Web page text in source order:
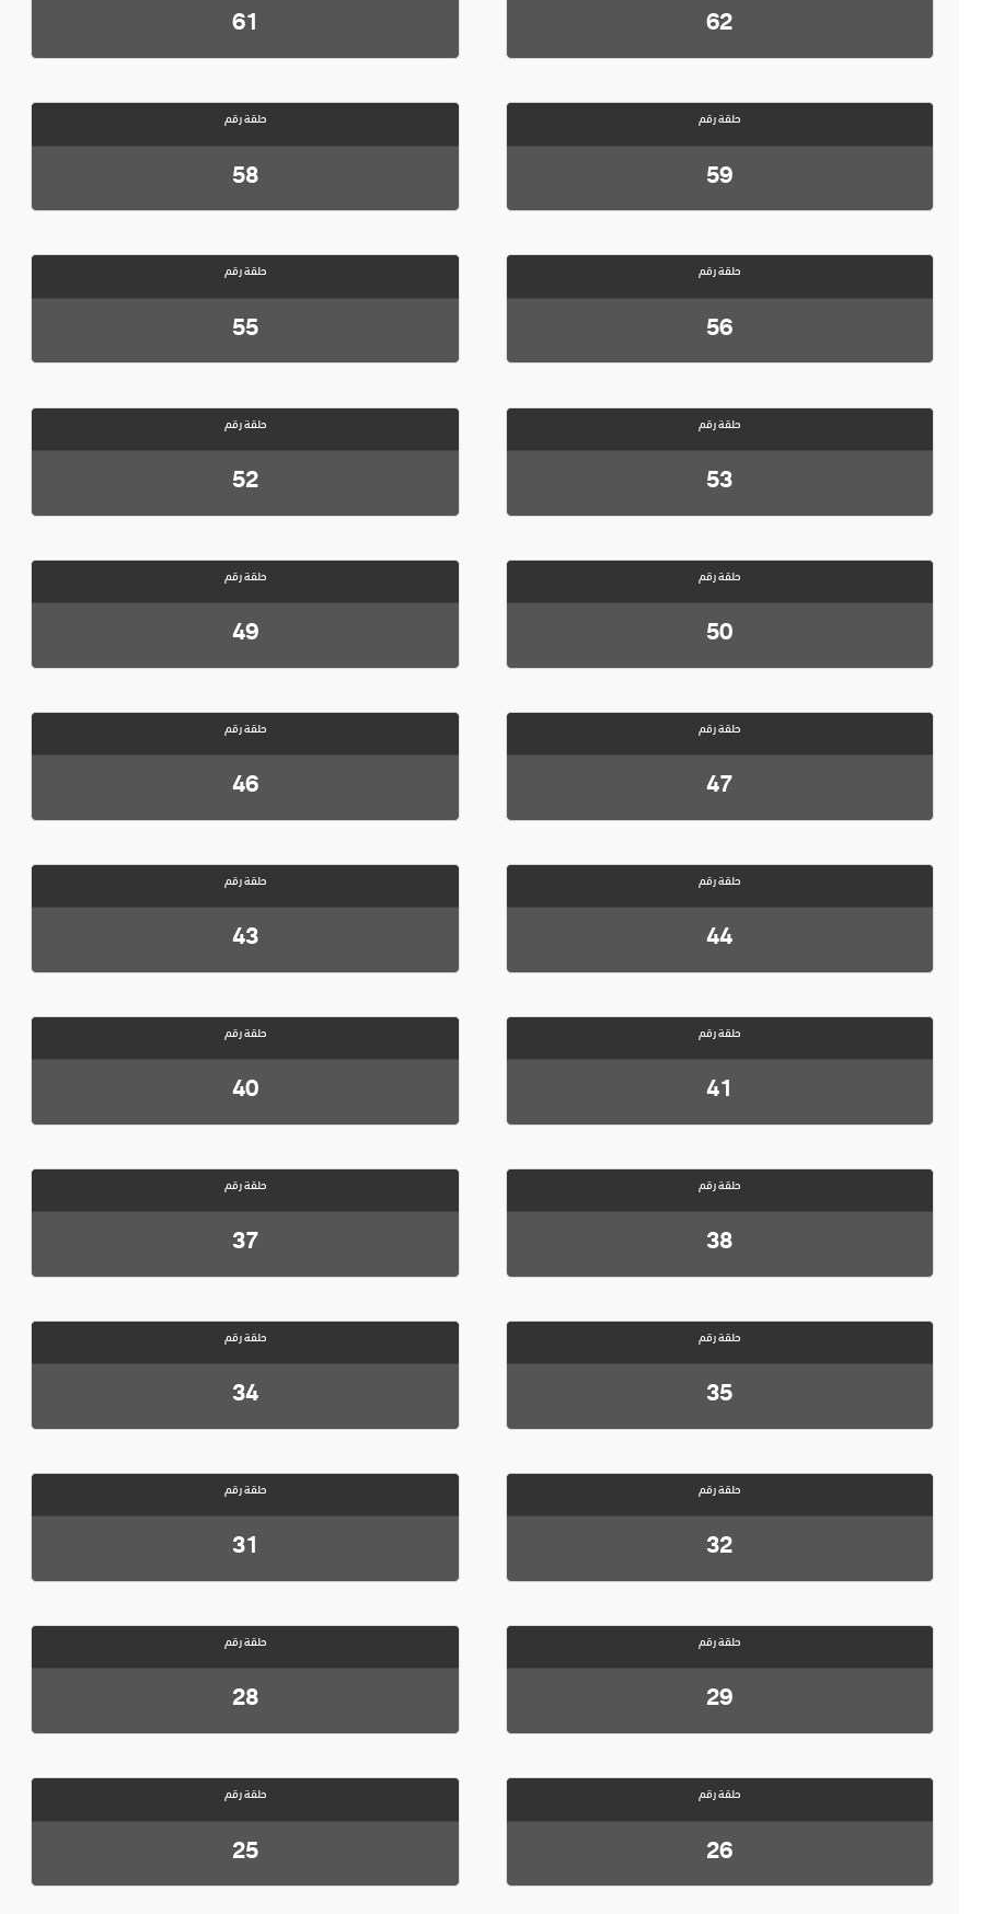
62
61
حلقة رقم
59
حلقة رقم
58
حلقة رقم
56
حلقة رقم
55
حلقة رقم
53
حلقة رقم
52
حلقة رقم
50
حلقة رقم
49
حلقة رقم
47
حلقة رقم
46
حلقة رقم
44
حلقة رقم
43
حلقة رقم
41
حلقة رقم
40
حلقة رقم
38
حلقة رقم
37
حلقة رقم
35
حلقة رقم
34
حلقة رقم
32
حلقة رقم
31
حلقة رقم
29
حلقة رقم
28
حلقة رقم
26
حلقة رقم
25